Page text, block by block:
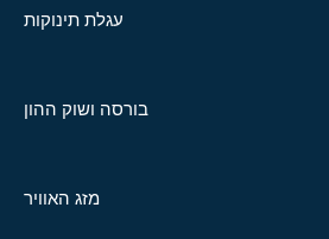
עגלת תינוקות
בורסה ושוק ההון
מזג האוויר